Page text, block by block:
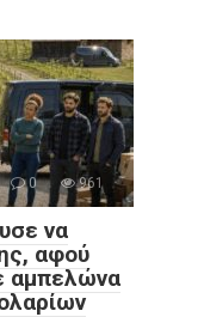
0 961
να
αφού
αμπελώνα